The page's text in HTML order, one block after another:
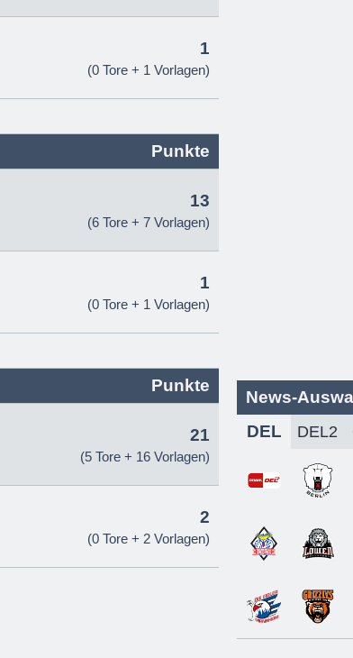
1
(0 Tore + 1 Vorlagen)
Punkte
13
(6 Tore + 7 Vorlagen)
1
(0 Tore + 1 Vorlagen)
Punkte
21
(5 Tore + 16 Vorlagen)
2
(0 Tore + 2 Vorlagen)
News-
DEL